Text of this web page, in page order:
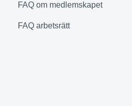
FAQ om medlemskapet
FAQ arbetsrätt